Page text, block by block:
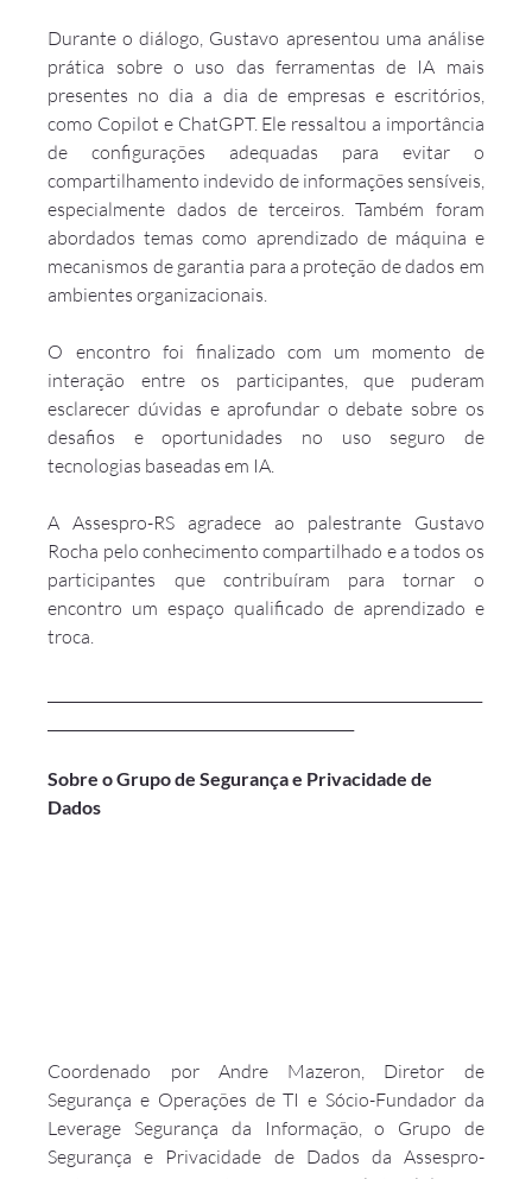
Durante o diálogo, Gustavo apresentou uma análise
prática sobre o uso das ferramentas de IA mais
presentes no dia a dia de empresas e escritórios,
como Copilot e ChatGPT. Ele ressaltou a importância
de configurações adequadas para evitar o
compartilhamento indevido de informações sensíveis,
especialmente dados de terceiros. Também foram
abordados temas como aprendizado de máquina e
mecanismos de garantia para a proteção de dados em
ambientes organizacionais.
O encontro foi finalizado com um momento de
interação entre os participantes, que puderam
esclarecer dúvidas e aprofundar o debate sobre os
desafios e oportunidades no uso seguro de
tecnologias baseadas em IA.
A Assespro-RS agradece ao palestrante Gustavo
Rocha pelo conhecimento compartilhado e a todos os
participantes que contribuíram para tornar o
encontro um espaço qualificado de aprendizado e
troca.
Sobre o Grupo de Segurança e Privacidade de
Dados
Coordenado por Andre Mazeron, Diretor de
Segurança e Operações de TI e Sócio-Fundador da
Leverage Segurança da Informação, o Grupo de
Segurança e Privacidade de Dados da Assespro-